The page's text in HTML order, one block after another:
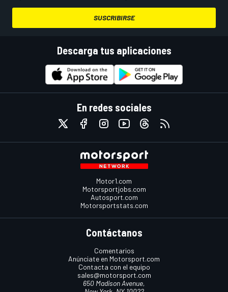
SUSCRIBIRSE
Descarga tus aplicaciones
En redes sociales
Motor1.com
Motorsportjobs.com
Autosport.com
Motorsportstats.com
Contáctanos
Comentarios
Anúnciate en Motorsport.com
Contacta con el equipo
sales@motorsport.com
650 Madison Avenue,